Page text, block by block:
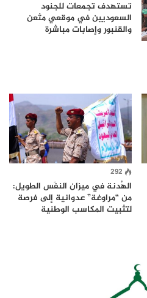
تستهدف تجمعات للجنود
السعوديين في موقعي مثعن
والقنبور وإصابات مباشرة
292
الهُدنة في ميزان النفَس الطويل:
من “مراوغة” عدوانية إلى فرصة
لتثبيت المكاسب الوطنية